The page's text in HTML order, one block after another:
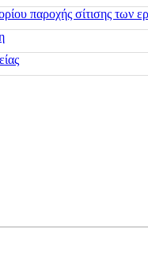
παροχής σίτισης των